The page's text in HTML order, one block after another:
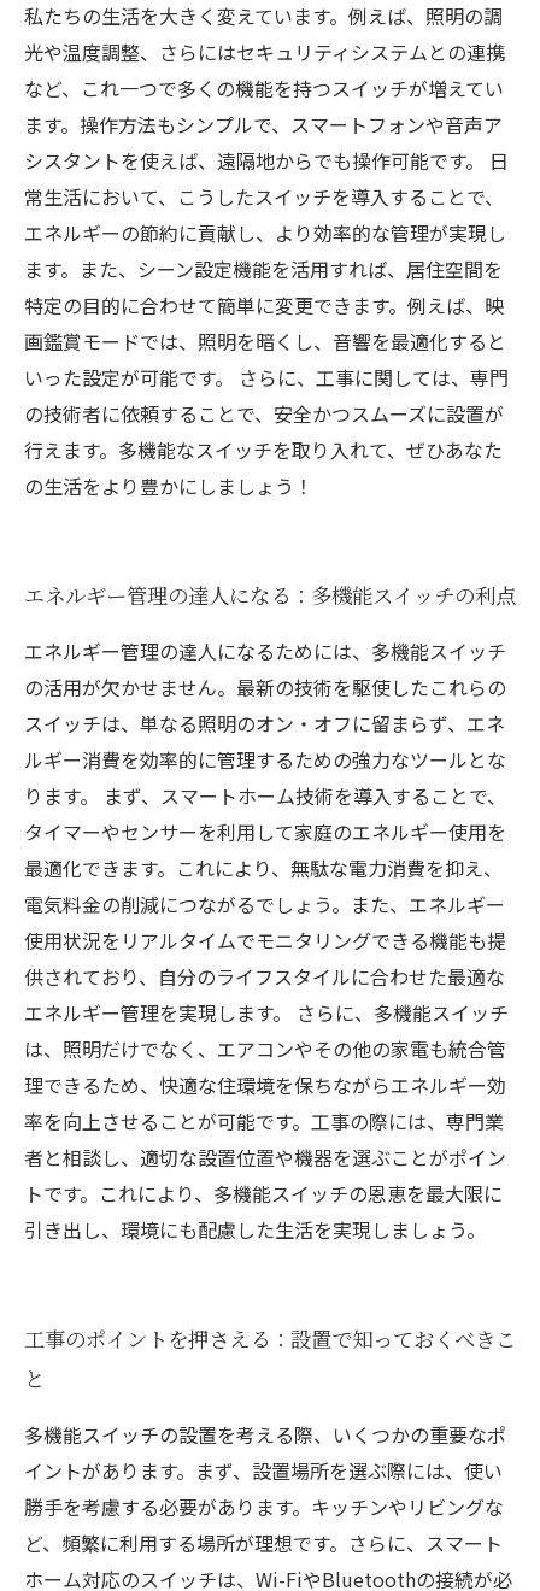
私たちの生活を大きく変えています。例えば、照明の調
光や温度調整、さらにはセキュリティシステムとの連携
など、これ一つで多くの機能を持つスイッチが増えてい
ます。操作方法もシンプルで、スマートフォンや音声ア
シスタントを使えば、遠隔地からでも操作可能です。 日
常生活において、こうしたスイッチを導入することで、
エネルギーの節約に貢献し、より効率的な管理が実現し
ます。また、シーン設定機能を活用すれば、居住空間を
特定の目的に合わせて簡単に変更できます。例えば、映
画鑑賞モードでは、照明を暗くし、音響を最適化すると
いった設定が可能です。 さらに、工事に関しては、専門
の技術者に依頼することで、安全かつスムーズに設置が
行えます。多機能なスイッチを取り入れて、ぜひあなた
の生活をより豊かにしましょう！
エネルギー管理の達人になる：多機能スイッチの利点
エネルギー管理の達人になるためには、多機能スイッチ
の活用が欠かせません。最新の技術を駆使したこれらの
スイッチは、単なる照明のオン・オフに留まらず、エネ
ルギー消費を効率的に管理するための強力なツールとな
ります。 まず、スマートホーム技術を導入することで、
タイマーやセンサーを利用して家庭のエネルギー使用を
最適化できます。これにより、無駄な電力消費を抑え、
電気料金の削減につながるでしょう。また、エネルギー
使用状況をリアルタイムでモニタリングできる機能も提
供されており、自分のライフスタイルに合わせた最適な
エネルギー管理を実現します。 さらに、多機能スイッチ
は、照明だけでなく、エアコンやその他の家電も統合管
理できるため、快適な住環境を保ちながらエネルギー効
率を向上させることが可能です。工事の際には、専門業
者と相談し、適切な設置位置や機器を選ぶことがポイン
トです。これにより、多機能スイッチの恩恵を最大限に
引き出し、環境にも配慮した生活を実現しましょう。
工事のポイントを押さえる：設置で知っておくべきこ
と
多機能スイッチの設置を考える際、いくつかの重要なポ
イントがあります。まず、設置場所を選ぶ際には、使い
勝手を考慮する必要があります。キッチンやリビングな
ど、頻繁に利用する場所が理想です。さらに、スマート
ホーム対応のスイッチは、Wi-FiやBluetoothの接続が必